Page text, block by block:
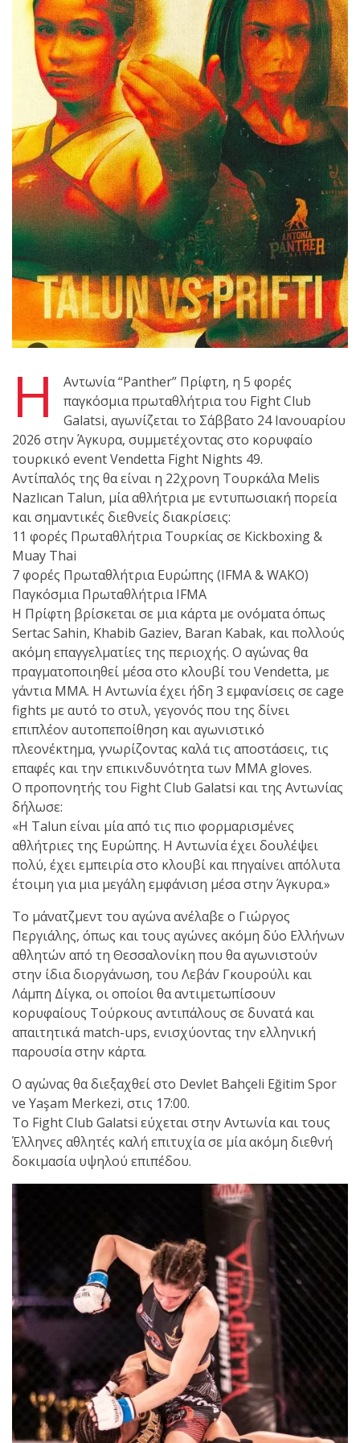
Ιωάννη
Θεοφάνους
με την υποστήριξη της
Sejoy Hellas.
Οι αθλητές
του Fight
Club Galatsi
ολοκλήρωσαν με επιτυχία
τις καλοκαιρινές
εξετάσεις έγχρωμων
ζωνών!
Με μεγάλη
επιτυχία
πραγματοποιήθηκε το
κλειστό σεμινάριο
Brazilian Jiu-Jitsu με τον
Grand Master Reyson
Gracie στο Fight Club
Galatsi!
Ο
Βραζιλιάνος προπονητής
Reyson Gracie Red Belt 9th
Degree, σε σεμινάριο BJJ
για λίγους, στο Fight Club
Galatsi..!
Η
Αντωνία “Panther” Πρίφτη, η 5 φορές
παγκόσμια πρωταθλήτρια του Fight Club
Galatsi, αγωνίζεται το Σάββατο 24 Ιανουαρίου
2026 στην Άγκυρα, συμμετέχοντας στο κορυφαίο
τουρκικό event Vendetta Fight Nights 49.
Αντίπαλός της θα είναι η 22χρονη Τουρκάλα Melis
Nazlıcan Talun, μία αθλήτρια με εντυπωσιακή πορεία
και σημαντικές διεθνείς διακρίσεις:
11 φορές Πρωταθλήτρια Τουρκίας σε Kickboxing &
Muay Thai
7 φορές Πρωταθλήτρια Ευρώπης (IFMA & WAKO)
Παγκόσμια Πρωταθλήτρια IFMA
Η Πρίφτη βρίσκεται σε μια κάρτα με ονόματα όπως
Sertac Sahin, Khabib Gaziev, Baran Kabak, και πολλούς
ακόμη επαγγελματίες της περιοχής. Ο αγώνας θα
πραγματοποιηθεί μέσα στο κλουβί του Vendetta, με
γάντια MMA. Η Αντωνία έχει ήδη 3 εμφανίσεις σε cage
fights με αυτό το στυλ, γεγονός που της δίνει
επιπλέον αυτοπεποίθηση και αγωνιστικό
πλεονέκτημα, γνωρίζοντας καλά τις αποστάσεις, τις
επαφές και την επικινδυνότητα των MMA gloves.
Ο προπονητής του Fight Club Galatsi και της Αντωνίας
δήλωσε:
«Η Talun είναι μία από τις πιο φορμαρισμένες
αθλήτριες της Ευρώπης. Η Αντωνία έχει δουλέψει
πολύ, έχει εμπειρία στο κλουβί και πηγαίνει απόλυτα
έτοιμη για μια μεγάλη εμφάνιση μέσα στην Άγκυρα.»
Το μάνατζμεντ του αγώνα ανέλαβε ο Γιώργος
Περγιάλης, όπως και τους αγώνες ακόμη δύο Ελλήνων
αθλητών από τη Θεσσαλονίκη που θα αγωνιστούν
στην ίδια διοργάνωση, του Λεβάν Γκουρούλι και
Λάμπη Δίγκα, οι οποίοι θα αντιμετωπίσουν
κορυφαίους Τούρκους αντιπάλους σε δυνατά και
απαιτητικά match-ups, ενισχύοντας την ελληνική
παρουσία στην κάρτα.
Ο αγώνας θα διεξαχθεί στο Devlet Bahçeli Eğitim Spor
ve Yaşam Merkezi, στις 17:00.
Το Fight Club Galatsi εύχεται στην Αντωνία και τους
Έλληνες αθλητές καλή επιτυχία σε μία ακόμη διεθνή
δοκιμασία υψηλού επιπέδου.